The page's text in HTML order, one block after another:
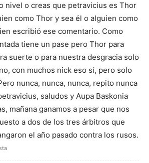
nivel o creas que petravicius es Thor
como Thor y sea él o alguien como
escribió ese comentario. Como
tiene un pase pero Thor para
suerte o para nuestra desgracia solo
con muchos nick eso sí, pero solo
nunca, nunca, nunca, repito nunca
saludos y Aupa Baskonia
mañana ganamos a pesar que nos
a dos de los tres árbitros que
el año pasado contra los rusos.